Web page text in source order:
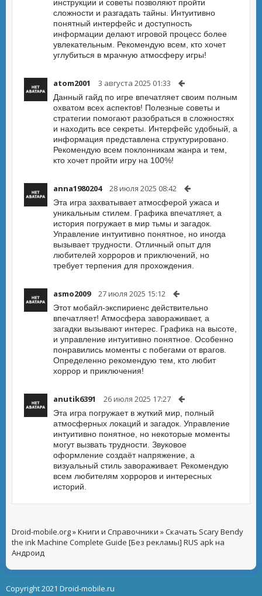
инструкции и советы позволяют пройти
сложности и разгадать тайны. Интуитивно
понятный интерфейс и доступность
информации делают игровой процесс более
увлекательным. Рекомендую всем, кто хочет
углубиться в мрачную атмосферу игры!
atom2001 3 августа 2025 01:33
Данный гайд по игре впечатляет своим полным
охватом всех аспектов! Полезные советы и
стратегии помогают разобраться в сложностях
и находить все секреты. Интерфейс удобный, а
информация представлена структурировано.
Рекомендую всем поклонникам жанра и тем,
кто хочет пройти игру на 100%!
anna1980204 28 июля 2025 08:42
Эта игра захватывает атмосферой ужаса и
уникальным стилем. Графика впечатляет, а
история погружает в мир тьмы и загадок.
Управление интуитивно понятное, но иногда
вызывает трудности. Отличный опыт для
любителей хорроров и приключений, но
требует терпения для прохождения.
asmo2009 27 июля 2025 15:12
Этот мобайл-экспириенс действительно
впечатляет! Атмосфера завораживает, а
загадки вызывают интерес. Графика на высоте,
и управление интуитивно понятное. Особенно
понравились моменты с побегами от врагов.
Определенно рекомендую тем, кто любит
хоррор и приключения!
anutik6391 26 июля 2025 17:27
Эта игра погружает в жуткий мир, полный
атмосферных локаций и загадок. Управление
интуитивно понятное, но некоторые моменты
могут вызвать трудности. Звуковое
оформление создаёт напряжение, а
визуальный стиль завораживает. Рекомендую
всем любителям хорроров и интересных
историй.
Droid-mobile.org»Книги и Справочники » Скачать Scary Bendy
the ink Machine Complete Guide [Без рекламы] RUS apk на
Андроид
Copyright 2021 Droid-mobile.ru